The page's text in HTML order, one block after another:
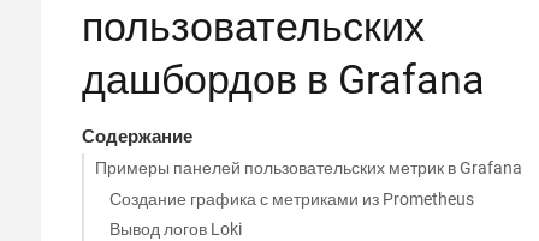
пользовательских
дашбордов в Grafana
Содержание
Примеры панелей пользовательских метрик в Grafana
Создание графика с метриками из Prometheus
Вывод логов Loki